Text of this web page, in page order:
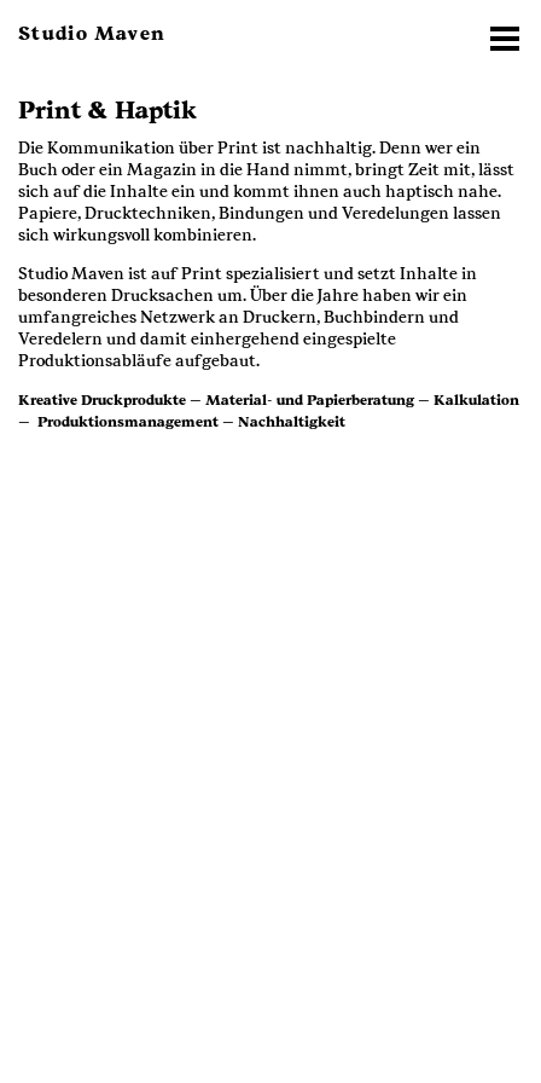
Studio Maven
Print & Haptik
Die Kommunikation über Print ist nachhaltig. Denn wer ein
Buch oder ein Magazin in die Hand nimmt, bringt Zeit mit, lässt
sich auf die Inhalte ein und kommt ihnen auch haptisch nahe.
Papiere, Drucktechniken, Bindungen und Veredelungen lassen
sich wirkungsvoll kombinieren.
Studio Maven ist auf Print spezialisiert und setzt Inhalte in
besonderen Drucksachen um. Über die Jahre haben wir ein
umfangreiches Netzwerk an Druckern, Buchbindern und
Veredelern und damit einhergehend eingespielte
Produktionsabläufe aufgebaut.
Kreative Druckprodukte — Material- und Papierberatung — Kalkulation
— Produktionsmanagement — Nachhaltigkeit